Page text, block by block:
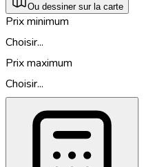
Ou dessiner sur la carte
Prix minimum
Choisir...
Prix maximum
Choisir...